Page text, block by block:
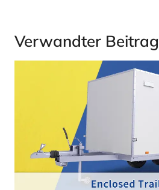
Verwandter Beitrag